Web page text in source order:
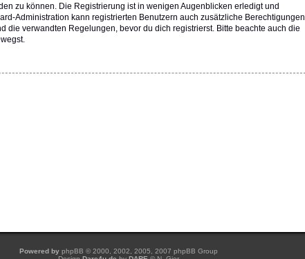
zu können. Die Registrierung ist in wenigen Augenblicken erledigt und
Administration kann registrierten Benutzern auch zusätzliche Berechtigungen
die verwandten Regelungen, bevor du dich registrierst. Bitte beachte auch die
Powered by phpBB © 2000, 2002, 2005, 2007 phpBB Group